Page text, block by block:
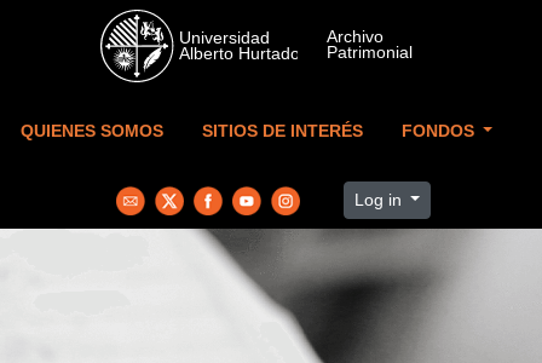
Skip to main content
QUIENES SOMOS SITIOS DE INTERÉS FONDOS
Log in